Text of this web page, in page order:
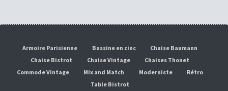
Armoire Parisienne Bassine en zinc
Chaise Baumann
Chaise Bistrot
Chaise Vintage
Chaises Thonet
Commode Vintage
Mix and Match Moderniste
Rétro
Table Bistrot